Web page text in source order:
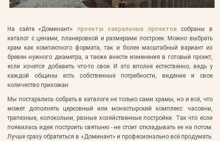
На сайте «Доминант» проекты сакральных проектов собраны в
каталог с ценами, планировкой и размерами построек. Можно выбрать
храм как компактного формата, так и более масштабный вариант из
бревен нужного диаметра, а также внести изменения в готовый проект,
если хочется добавить что-то свое. И это вполне естественно, ведь у
каждой общины есть собственные потребности, видение и свое
количество прихожан.
Мы постарались собрать в каталоге не только сами храмы, но и всё, что
может дополнять церковный или монастырский комплекс: часовни,
трапезные, колокольни, разные хозяйственные постройки. Так что если
появилась идея построить святыню - не стоит откладывать ее на потом.
Лучше сразу обратиться в «Доминант» и професионально всё продумать.